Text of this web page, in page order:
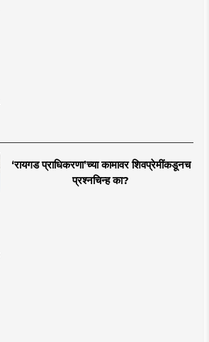
‘रायगड प्राधिकरणा’च्या कामावर शिवप्रेमींकडूनच
प्रश्नचिन्ह का?